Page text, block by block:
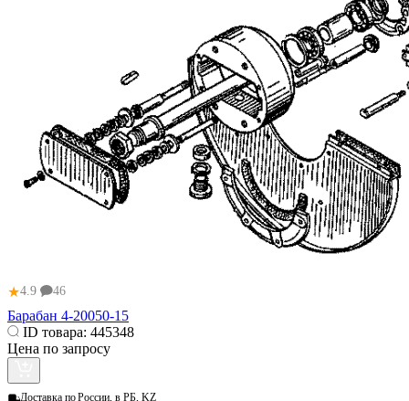
★4.9 46
Барабан 4-20050-15
ID товара: 445348
Цена по запросу
Доставка поРоссии, в РБ, KZ